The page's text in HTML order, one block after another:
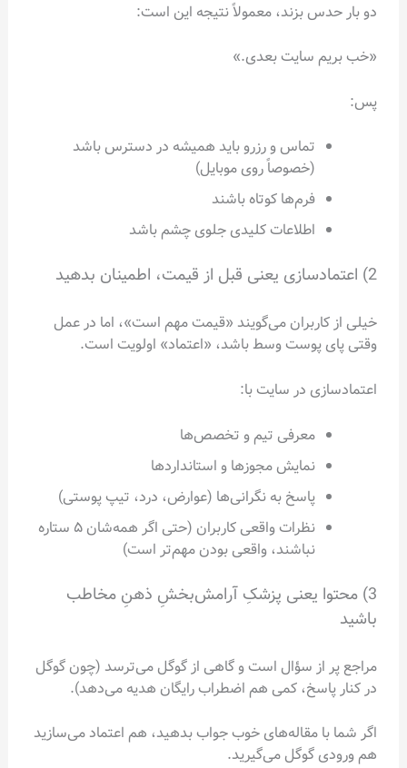
دو بار حدس بزند، معمولاً نتیجه این است:
«خب بریم سایت بعدی.»
پس:
تماس و رزرو باید همیشه در دسترس باشد
(خصوصاً روی موبایل)
فرم‌ها کوتاه باشند
اطلاعات کلیدی جلوی چشم باشد
2) اعتمادسازی یعنی قبل از قیمت، اطمینان بدهید
خیلی از کاربران می‌گویند «قیمت مهم است»، اما در عمل
وقتی پای پوست وسط باشد، «اعتماد» اولویت است.
اعتمادسازی در سایت با:
معرفی تیم و تخصص‌ها
نمایش مجوزها و استانداردها
پاسخ به نگرانی‌ها (عوارض، درد، تیپ پوستی)
نظرات واقعی کاربران (حتی اگر همه‌شان ۵ ستاره
نباشند، واقعی بودن مهم‌تر است)
3) محتوا یعنی پزشکِ آرامش‌بخشِ ذهنِ مخاطب
باشید
مراجع پر از سؤال است و گاهی از گوگل می‌ترسد (چون گوگل
در کنار پاسخ، کمی هم اضطراب رایگان هدیه می‌دهد).
اگر شما با مقاله‌های خوب جواب بدهید، هم اعتماد می‌سازید
هم ورودی گوگل می‌گیرید.